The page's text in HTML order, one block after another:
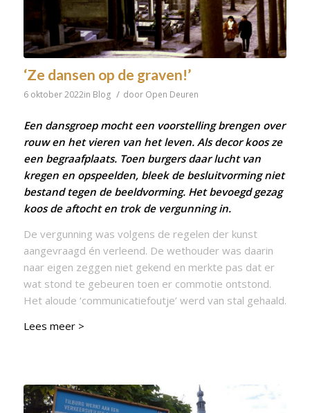
‘Ze dansen op de graven!’
6 oktober 2022in Blog / door Open Deuren
Een dansgroep mocht een voorstelling brengen over
rouw en het vieren van het leven. Als decor koos ze
een begraafplaats. Toen burgers daar lucht van
kregen en opspeelden, bleek de besluitvorming niet
bestand tegen de beeldvorming. Het bevoegd gezag
koos de aftocht en trok de vergunning in.
De vergunning was volgens de regelen der kunst
aangevraagd én verleend. De wethouder was daarin
naar eigen zeggen niet gekend en merkte pas dat er
wat stond te gebeuren toen er commotie ontstond.
Het aloude ‘communicatiefoutje’ werd van stal gehaald.
Lees meer >